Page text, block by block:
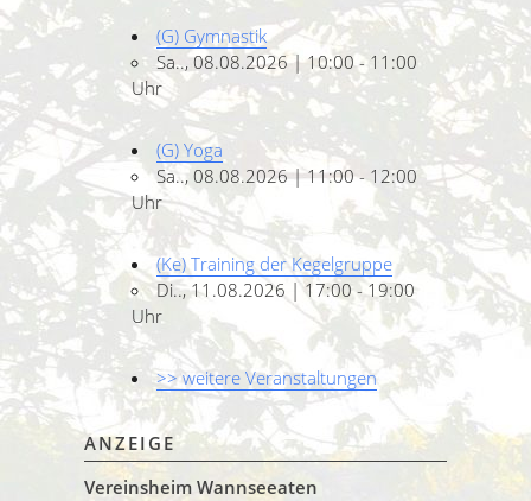
(G) Gymnastik
Sa.., 08.08.2026 | 10:00 - 11:00
Uhr
(G) Yoga
Sa.., 08.08.2026 | 11:00 - 12:00
Uhr
(Ke) Training der Kegelgruppe
Di.., 11.08.2026 | 17:00 - 19:00
Uhr
>> weitere Veranstaltungen
ANZEIGE
Vereinsheim Wannseeaten